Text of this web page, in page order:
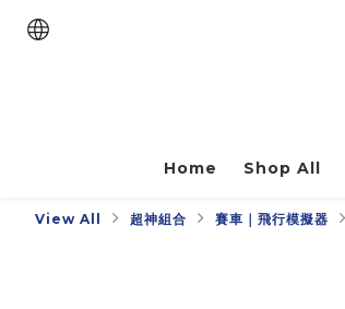
Home Shop All
View All 超神組合 賽車｜飛行模擬器